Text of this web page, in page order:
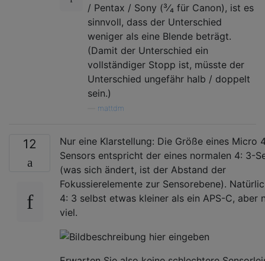
/ Pentax / Sony (³⁄₄ für Canon), ist es
sinnvoll, dass der Unterschied
weniger als eine Blende beträgt.
(Damit der Unterschied ein
vollständiger Stopp ist, müsste der
Unterschied ungefähr halb / doppelt
sein.)
mattdm
12
Nur eine Klarstellung: Die Größe eines Micro
Sensors entspricht der eines normalen 4: 3-
(was sich ändert, ist der Abstand der
Fokussierelemente zur Sensorebene).
4: 3 selbst etwas kleiner als ein APS-C, aber
viel.